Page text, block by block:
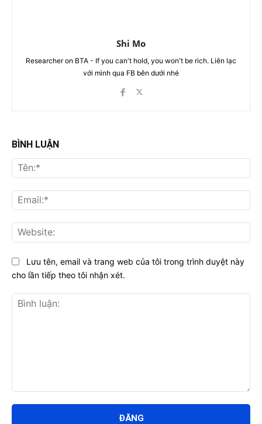
Shi Mo
Researcher on BTA - If you can't hold, you won't be rich. Liên lạc
với mình qua FB bên dưới nhé
BÌNH LUẬN
luận:
Lưu tên, email và trang web của tôi trong trình duyệt này
cho lần tiếp theo tôi nhận xét.